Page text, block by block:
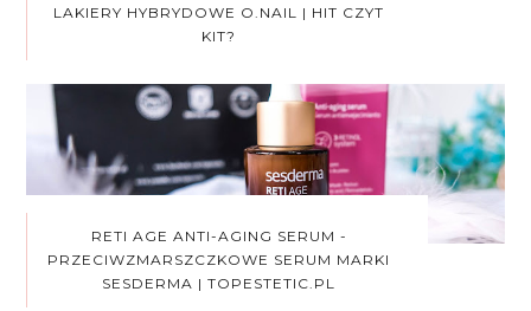
LAKIERY HYBRYDOWE O.NAIL | HIT CZYT
KIT?
RETI AGE ANTI-AGING SERUM -
PRZECIWZMARSZCZKOWE SERUM MARKI
SESDERMA | TOPESTETIC.PL